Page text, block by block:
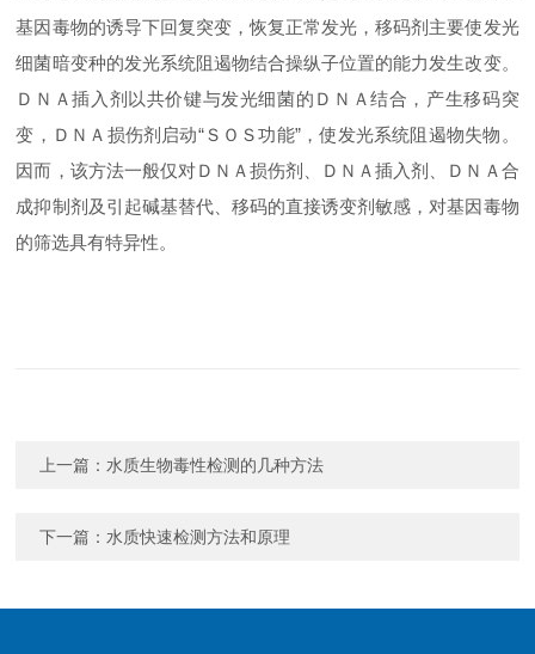
基因毒物的诱导下回复突变，恢复正常发光，移码剂主要使发光
细菌暗变种的发光系统阻遏物结合操纵子位置的能力发生改变。
ＤＮＡ插入剂以共价键与发光细菌的ＤＮＡ结合，产生移码突
变，ＤＮＡ损伤剂启动“ＳＯＳ功能”，使发光系统阻遏物失物。
因而，该方法一般仅对ＤＮＡ损伤剂、ＤＮＡ插入剂、ＤＮＡ合
成抑制剂及引起碱基替代、移码的直接诱变剂敏感，对基因毒物
的筛选具有特异性。
上一篇： 水质生物毒性检测的几种方法
下一篇： 水质快速检测方法和原理